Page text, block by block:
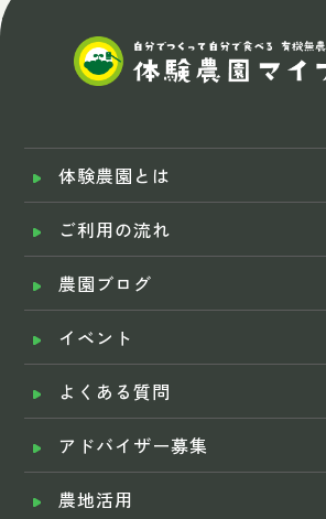
体験農園とは
ご利用の流れ
農園ブログ
イベント
よくある質問
アドバイザー募集
農地活用